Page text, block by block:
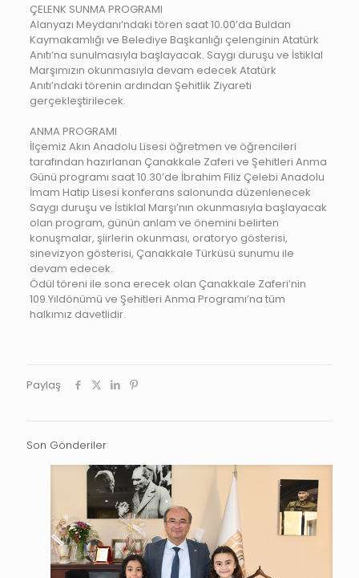
ÇELENK SUNMA PROGRAMI
Alanyazı Meydanı’ndaki tören saat 10.00’da Buldan
Kaymakamlığı ve Belediye Başkanlığı çelenginin Atatürk
Anıtı’na sunulmasıyla başlayacak. Saygı duruşu ve İstiklal
Marşımızın okunmasıyla devam edecek Atatürk
Anıtı’ndaki törenin ardından Şehitlik Ziyareti
gerçekleştirilecek.
ANMA PROGRAMI
İlçemiz Akın Anadolu Lisesi öğretmen ve öğrencileri
tarafından hazırlanan Çanakkale Zaferi ve Şehitleri Anma
Günü programı saat 10.30’de İbrahim Filiz Çelebi Anadolu
İmam Hatip Lisesi konferans salonunda düzenlenecek
Saygı duruşu ve İstiklal Marşı’nın okunmasıyla başlayacak
olan program, günün anlam ve önemini belirten
konuşmalar, şiirlerin okunması, oratoryo gösterisi,
sinevizyon gösterisi, Çanakkale Türküsü sunumu ile
devam edecek.
Ödül töreni ile sona erecek olan Çanakkale Zaferi’nin
109.Yıldönümü ve Şehitleri Anma Programı’na tüm
halkımız davetlidir.
Paylaş
Son Gönderiler